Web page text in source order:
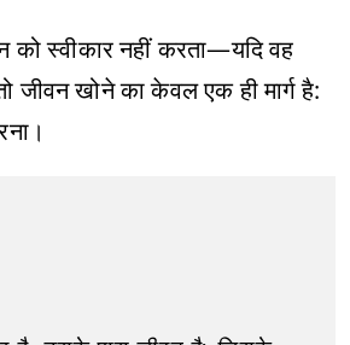
को स्वीकार नहीं करता—यदि वह
जीवन खोने का केवल एक ही मार्ग है: